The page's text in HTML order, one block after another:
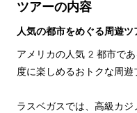
ツアーの内容
人気の都市をめぐる周遊
アメリカの人気2都市であ
度に楽しめるおトクな周遊
ラスベガスでは、高級カ